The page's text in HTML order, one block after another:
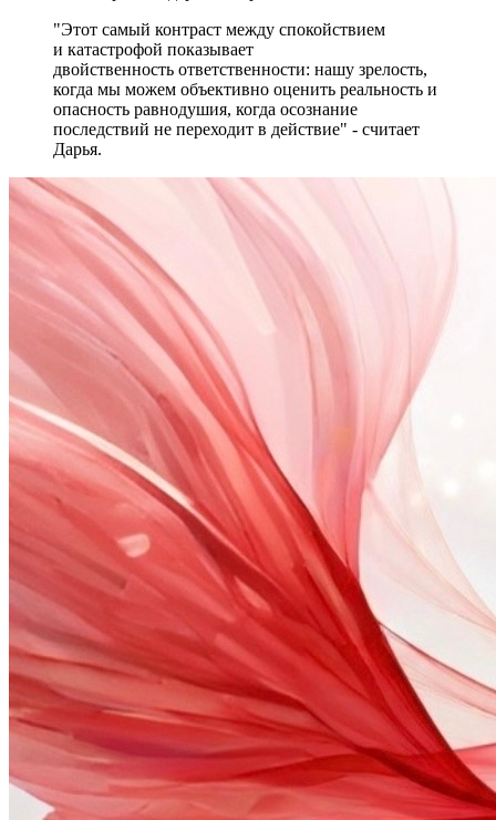
"Этот самый контраст между спокойствием
и катастрофой показывает
двойственность ответственности: нашу зрелость,
когда мы можем объективно оценить реальность и
опасность равнодушия, когда осознание
последствий не переходит в действие" - считает
Дарья.